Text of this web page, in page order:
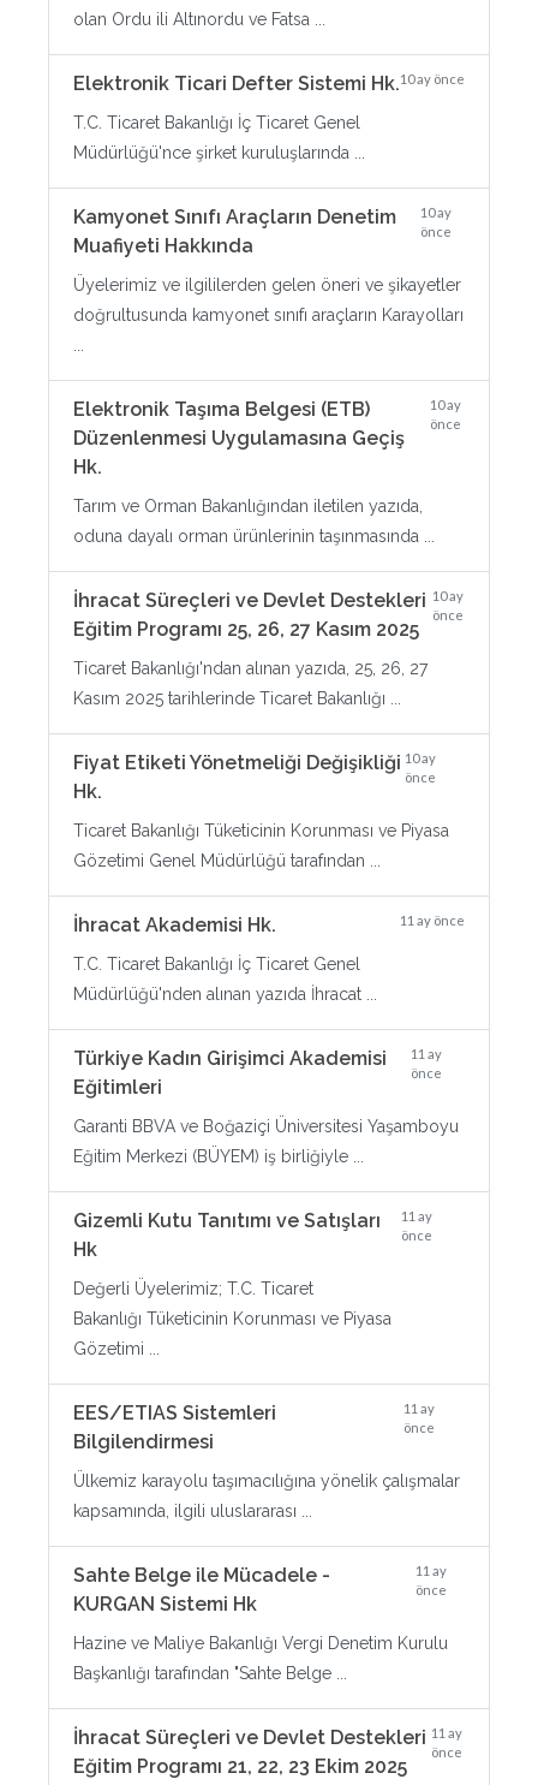
olan Ordu ili Altınordu ve Fatsa ...
Elektronik Ticari Defter Sistemi Hk.10 ay önce
T.C. Ticaret Bakanlığı İç Ticaret Genel
Müdürlüğü'nce şirket kuruluşlarında ...
Kamyonet Sınıfı Araçların Denetim
Muafiyeti Hakkında
10 ay
önce
Üyelerimiz ve ilgililerden gelen öneri ve şikayetler
doğrultusunda kamyonet sınıfı araçların Karayolları
Elektronik Taşıma Belgesi (ETB)
Düzenlenmesi Uygulamasına Geçiş
Hk.
10 ay
önce
Tarım ve Orman Bakanlığından iletilen yazıda,
oduna dayalı orman ürünlerinin taşınmasında ...
İhracat Süreçleri ve Devlet Destekleri
Eğitim Programı 25, 26, 27 Kasım 2025
10 ay
önce
Ticaret Bakanlığı'ndan alınan yazıda, 25, 26, 27
Kasım 2025 tarihlerinde Ticaret Bakanlığı ...
Fiyat Etiketi Yönetmeliği Değişikliği
Hk.
10 ay
önce
Ticaret Bakanlığı Tüketicinin Korunması ve Piyasa
Gözetimi Genel Müdürlüğü tarafından ...
İhracat Akademisi Hk. 11 ay önce
T.C. Ticaret Bakanlığı İç Ticaret Genel
Müdürlüğü'nden alınan yazıda İhracat ...
Türkiye Kadın Girişimci Akademisi
Eğitimleri
11 ay
önce
Garanti BBVA ve Boğaziçi Üniversitesi Yaşamboyu
Eğitim Merkezi (BÜYEM) iş birliğiyle ...
Gizemli Kutu Tanıtımı ve Satışları
Hk
11 ay
önce
Değerli Üyelerimiz; T.C. Ticaret
Bakanlığı Tüketicinin Korunması ve Piyasa
Gözetimi ...
EES/ETIAS Sistemleri
Bilgilendirmesi
11 ay
önce
Ülkemiz karayolu taşımacılığına yönelik çalışmalar
kapsamında, ilgili uluslararası ...
Sahte Belge ile Mücadele -
KURGAN Sistemi Hk
11 ay
önce
Hazine ve Maliye Bakanlığı Vergi Denetim Kurulu
Başkanlığı tarafından "Sahte Belge ...
İhracat Süreçleri ve Devlet Destekleri
Eğitim Programı 21, 22, 23 Ekim 2025
11 ay
önce